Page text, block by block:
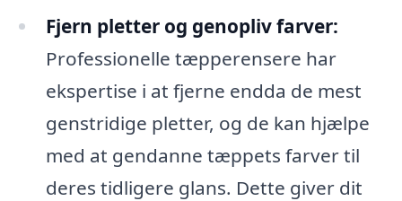
Fjern pletter og genopliv farver:
Professionelle tæpperensere har
ekspertise i at fjerne endda de mest
genstridige pletter, og de kan hjælpe
med at gendanne tæppets farver til
deres tidligere glans. Dette giver dit